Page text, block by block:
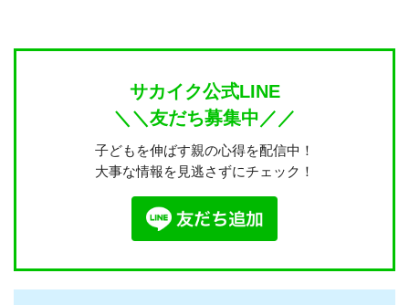
サカイク公式LINE
＼＼友だち募集中／／
子どもを伸ばす親の心得を配信中！
大事な情報を見逃さずにチェック！